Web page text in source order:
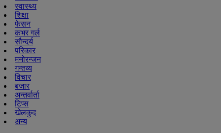
स्वास्थ्य
शिक्षा
फेसन
कभर गर्ल
सौन्दर्य
परिकार
मनोरन्जन
गन्तव्य
विचार
बजार
अन्तर्वार्ता
टिप्स
खेलकुद
अन्य